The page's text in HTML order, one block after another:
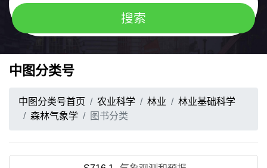
中图分类号
中图分类号首页 农业科学 林业
林业基础科学
森林气象学
图书分类